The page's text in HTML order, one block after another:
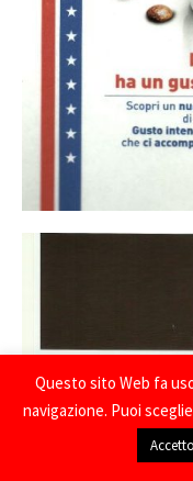
Questo sito Web fa
navigazione. Puoi
Accetto